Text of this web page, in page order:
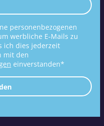
personenbezogenen
werbliche E-Mails zu
ich dies jederzeit
mit den
einverstanden*